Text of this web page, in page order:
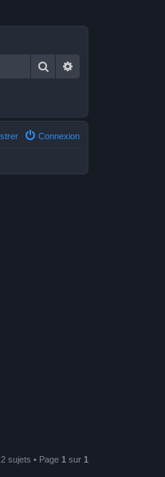
Rechercher
Connexion
2 sujets • Page 1 sur 1